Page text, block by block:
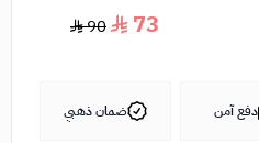
73
90
دفع آمن ضمان ذهبي